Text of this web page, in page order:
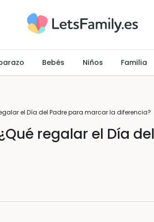
Bebés Niños Familia
el Día del Padre para marcar la diferencia?
regalar el Día